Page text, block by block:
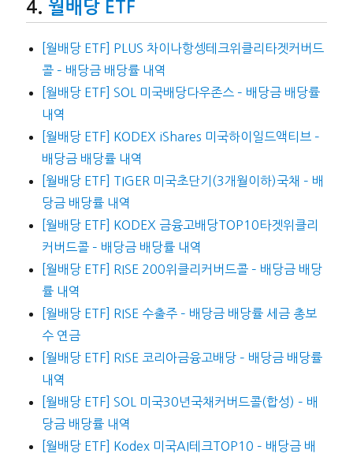
월배당 ETF
[월배당 ETF] PLUS 차이나항셍테크위클리타겟커버드
콜 – 배당금 배당률 내역
[월배당 ETF] SOL 미국배당다우존스 – 배당금 배당률
내역
[월배당 ETF] KODEX iShares 미국하이일드액티브 –
배당금 배당률 내역
[월배당 ETF] TIGER 미국초단기(3개월이하)국채 – 배
당금 배당률 내역
[월배당 ETF] KODEX 금융고배당TOP10타겟위클리
커버드콜 – 배당금 배당률 내역
[월배당 ETF] RISE 200위클리커버드콜 – 배당금 배당
률 내역
[월배당 ETF] RISE 수출주 – 배당금 배당률 세금 총보
수 연금
[월배당 ETF] RISE 코리아금융고배당 – 배당금 배당률
내역
[월배당 ETF] SOL 미국30년국채커버드콜(합성) – 배
당금 배당률 내역
[월배당 ETF] Kodex 미국AI테크TOP10 – 배당금 배